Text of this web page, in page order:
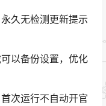
久无检测更新提示
以备份设置，优化
次运行不自动开官